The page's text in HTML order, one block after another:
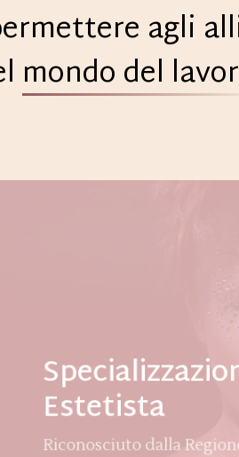
agli
mondo del
Estetista
Riconosciuto dalla